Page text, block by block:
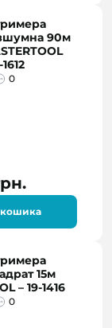
90м
0
15м
– 19-1416
0